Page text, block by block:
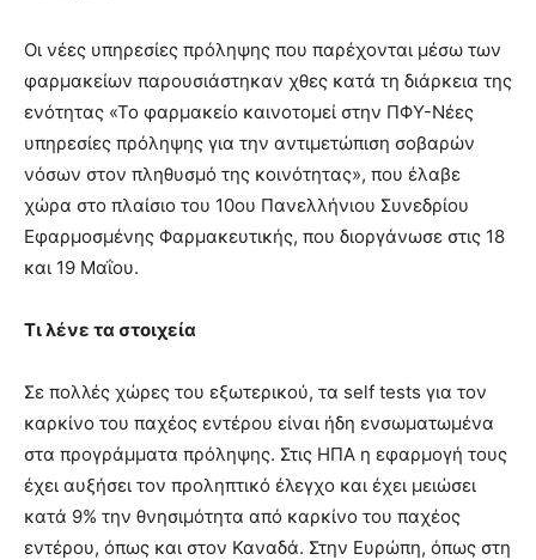
Οι νέες υπηρεσίες πρόληψης που παρέχονται μέσω των
φαρμακείων παρουσιάστηκαν χθες κατά τη διάρκεια της
ενότητας «Το φαρμακείο καινοτομεί στην ΠΦΥ-Νέες
υπηρεσίες πρόληψης για την αντιμετώπιση σοβαρών
νόσων στον πληθυσμό της κοινότητας», που έλαβε
χώρα στο πλαίσιο του 10ου Πανελλήνιου Συνεδρίου
Εφαρμοσμένης Φαρμακευτικής, που διοργάνωσε στις 18
και 19 Μαΐου.
Τι λένε τα στοιχεία
Σε πολλές χώρες του εξωτερικού, τα self tests για τον
καρκίνο του παχέος εντέρου είναι ήδη ενσωματωμένα
στα προγράμματα πρόληψης. Στις ΗΠΑ η εφαρμογή τους
έχει αυξήσει τον προληπτικό έλεγχο και έχει μειώσει
κατά 9% την θνησιμότητα από καρκίνο του παχέος
εντέρου, όπως και στον Καναδά. Στην Ευρώπη, όπως στη